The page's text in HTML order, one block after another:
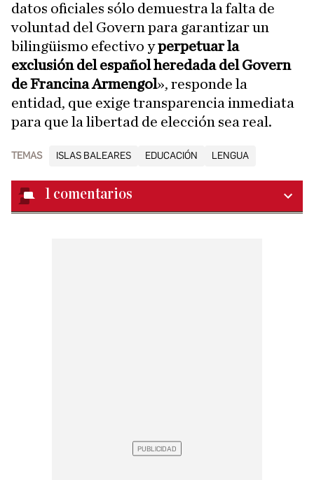
datos oficiales sólo demuestra la falta de
voluntad del Govern para garantizar un
bilingüismo efectivo yperpetuar la
exclusión del español heredada del Govern
de Francina Armengol», responde la
entidad, que exige transparencia inmediata
para que la libertad de elección sea real.
TEMAS ISLAS BALEARES EDUCACIÓN LENGUA
1 comentarios